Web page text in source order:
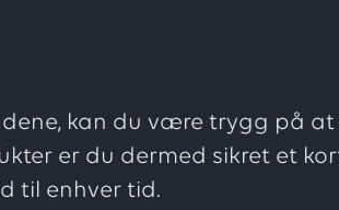
kan du være trygg på
er du dermed sikret et
til enhver tid.